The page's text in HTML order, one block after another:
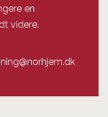
en
videre.